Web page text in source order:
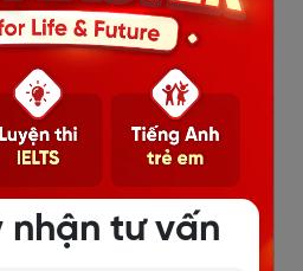
out when it rained. (Tôi vừa
tư vấn